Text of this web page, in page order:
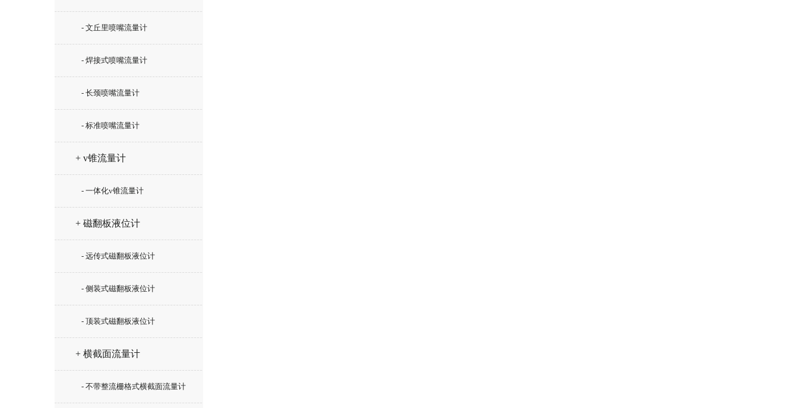
- 文丘里喷嘴流量计
- 焊接式喷嘴流量计
- 长颈喷嘴流量计
- 标准喷嘴流量计
+ v锥流量计
- 一体化v锥流量计
+ 磁翻板液位计
- 远传式磁翻板液位计
- 侧装式磁翻板液位计
- 顶装式磁翻板液位计
+ 横截面流量计
- 不带整流栅格式横截面流量计